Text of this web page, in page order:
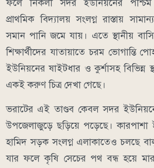
ফলে নিকলী সদর ইউনিয়নের পশ্চিম
প্রাথমিক বিদ্যালয় সংলগ্ন রাস্তায়
সমান পানি জমে যায়। এতে স্থানীয়
শিক্ষার্থীদের যাতায়াতে চরম ভোগান্তি
ইউনিয়নের ষাইটধার ও কুর্শাসহ বিভিন্ন
একই করুণ চিত্র দেখা গেছে।
ভরাটের এই তাণ্ডব কেবল সদর
উপজেলাজুড়ে ছড়িয়ে পড়েছে।
হামিদ সড়ক সংলগ্ন এলাকাতেও চলছে
যার ফলে কৃষি সেচের পথ বন্ধ হয়ে